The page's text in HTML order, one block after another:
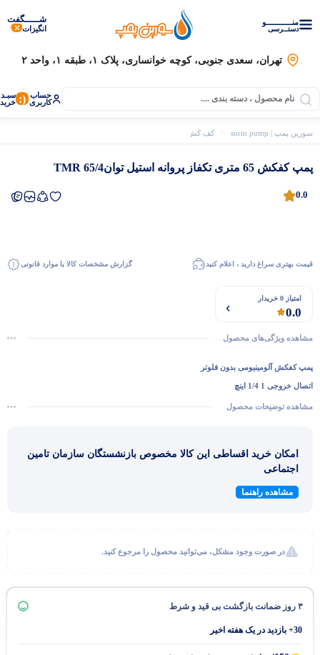
منــــــــــــو
دستــرسی
شـــــگفت
انگیزات
تهران، سعدی جنوبی، کوچه خوانساری، پلاک ۱، طبقه ۱، واحد ۲
حساب
کاربری (: سبـد
خرید
سورین پمپ | surin pump کف کش، لجن کش و شناور
پمپ کفکش 65 متری تکفاز پروانه استیل توانTMR 65/4
0.0
قیمت بهتری سراغ دارید ، اعلام کنید گزارش مشخصات کالا یا موارد قانونی
امتیاز 0 خریدار
0.0
مشاهده ویژگی‌های محصول
پمپ کفکش آلومینیومی بدون فلوتر
اتصال خروجی 1 1/4 اینچ
حداکثر هد 65 متر
پروانه استنلس استیل
مشاهده توضیحات محصول
امکان خرید اقساطی این کالا مخصوص بازنشستگان سازمان تامین
اجتماعی
مشاهده راهنما
در صورت وجود مشکل، می‌توانید محصول را مرجوع کنید.
۳ روز ضمانت بازگشت بی قید و شرط
30+ بازدید در یک هفته اخیر